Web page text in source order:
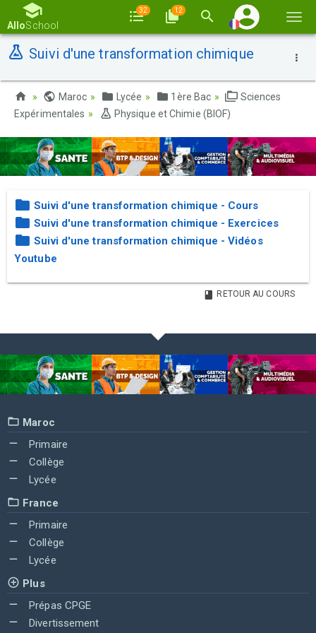
la
AlloSchool
32 12
Suivi d'une transformation chimique
Maroc Lycée 1ère Bac
Sciences
Expérimentales
Physique et Chimie (BIOF)
Suivi d'une transformation chimique - Cours
Suivi d'une transformation chimique - Exercices
Suivi d'une transformation chimique - Vidéos
Youtube
RETOUR AU COURS
Maroc
Primaire
Collège
Lycée
France
Primaire
Collège
Lycée
Plus
Prépas CPGE
Divertissement